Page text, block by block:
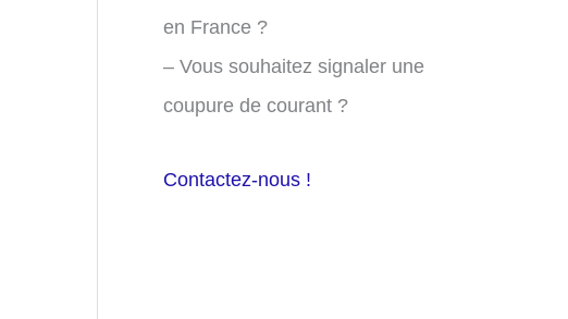
en France ?
– Vous souhaitez signaler une
coupure de courant ?
Contactez-nous !